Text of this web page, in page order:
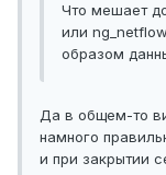
Что мешает
или
образом
Да в общем-то
намного
и при закрытии